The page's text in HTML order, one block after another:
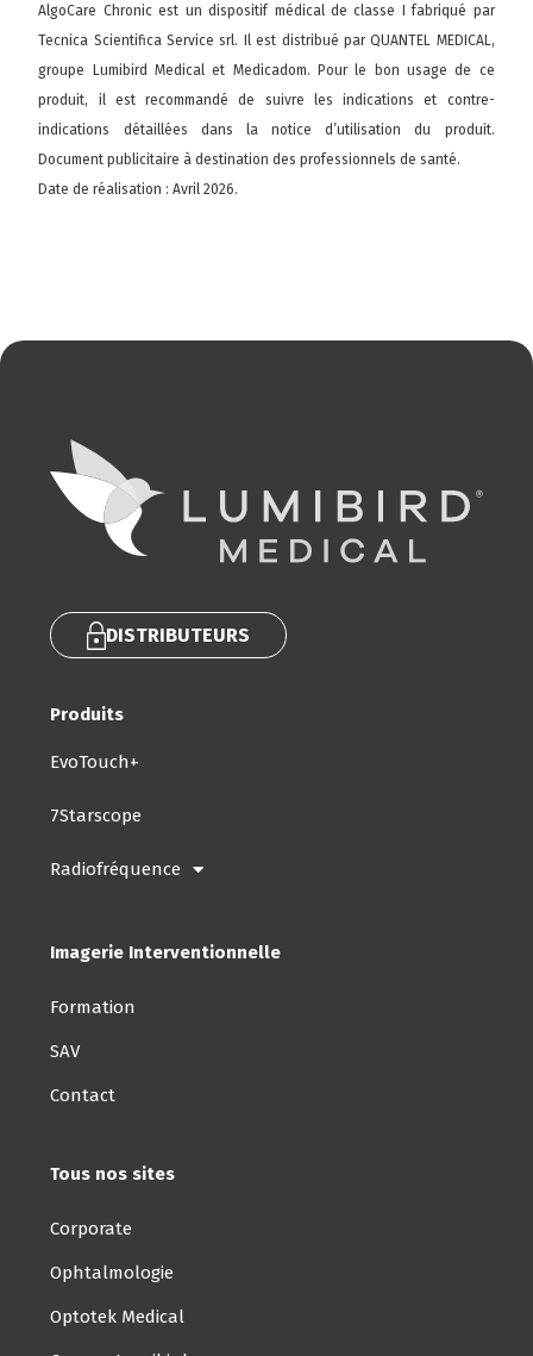
AlgoCare Chronic est un dispositif médical de classe I fabriqué par
Tecnica Scientifica Service srl. Il est distribué par QUANTEL MEDICAL,
groupe Lumibird Medical et Medicadom. Pour le bon usage de ce
produit, il est recommandé de suivre les indications et contre-
indications détaillées dans la notice d’utilisation du produit.
Document publicitaire à destination des professionnels de santé.
Date de réalisation : Avril 2026.
DISTRIBUTEURS
Produits
EvoTouch+
7Starscope
Radiofréquence
Imagerie Interventionnelle
Formation
SAV
Contact
Tous nos sites
Corporate
Ophtalmologie
Optotek Medical